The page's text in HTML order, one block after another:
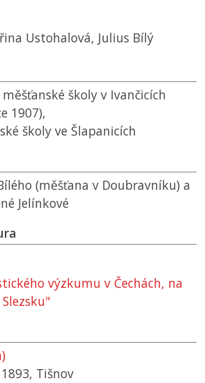
Ustohalová, Julius Bílý
školy v Ivančicích
1907),
školy ve Šlapanicích
(měšťana v Doubravníku) a
Jelínkové
výzkumu v Čechách, na
Tišnov